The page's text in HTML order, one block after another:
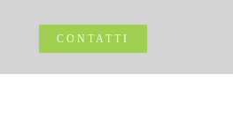
CONTATTI